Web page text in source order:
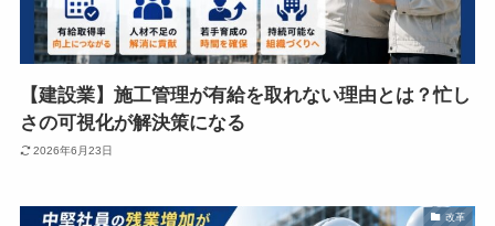
【建設業】施工管理が有給を取れない理由とは？忙し
さの可視化が解決策になる
2026年6月23日
改革